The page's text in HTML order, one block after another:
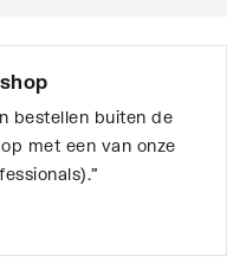
bestellen buiten de
met een van onze